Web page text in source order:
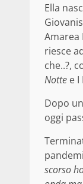
Ella
Amarea
riesce
che..?,
Notte e
Dopo
oggi
scorso